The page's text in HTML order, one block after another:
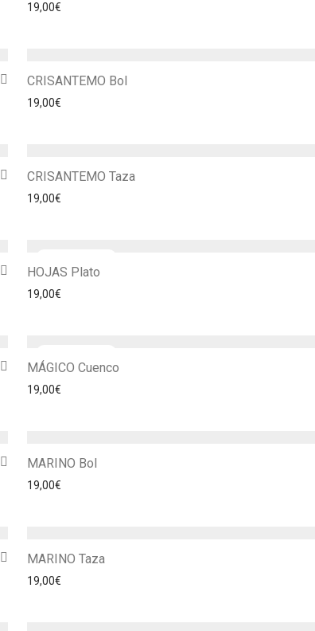
19,00€
CRISANTEMO Bol
19,00€
CRISANTEMO Taza
19,00€
HOJAS Plato
19,00€
MÁGICO Cuenco
19,00€
MARINO Bol
19,00€
MARINO Taza
19,00€